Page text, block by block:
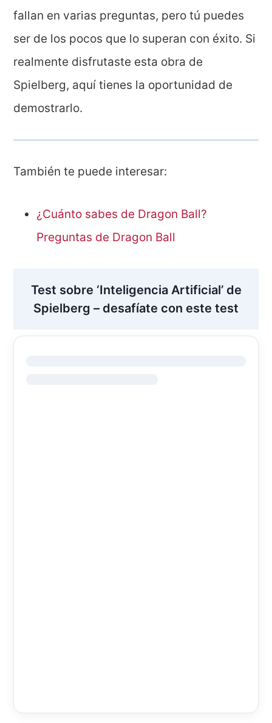
fallan en varias preguntas, pero tú puedes
ser de los pocos que lo superan con éxito. Si
realmente disfrutaste esta obra de
Spielberg, aquí tienes la oportunidad de
demostrarlo.
También te puede interesar:
¿Cuánto sabes de Dragon Ball?
Preguntas de Dragon Ball
Test sobre ‘Inteligencia Artificial’ de
Spielberg – desafíate con este test